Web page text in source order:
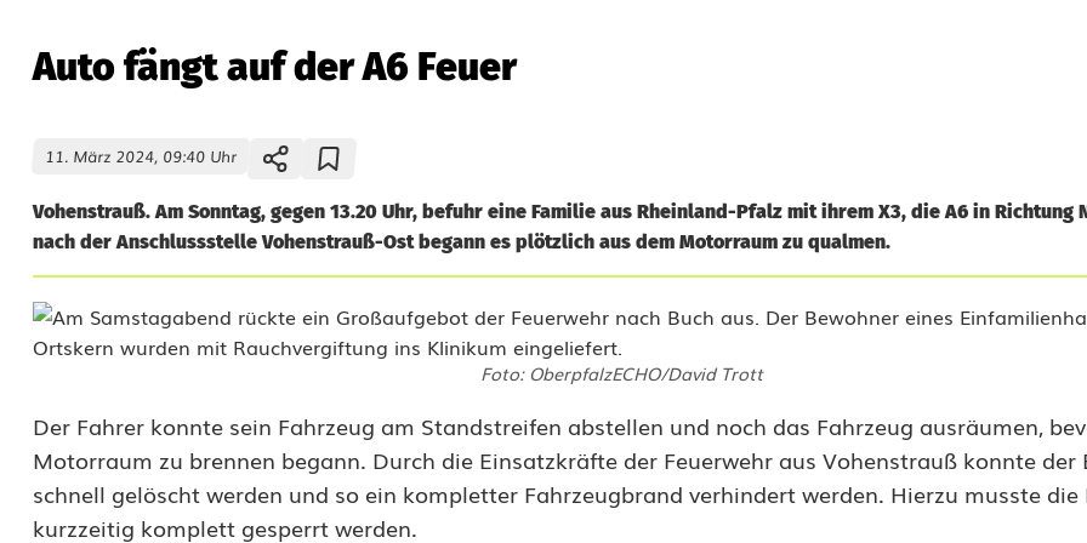
Auto fängt auf der A6 Feuer
11. März 2024, 09:40 Uhr
Vohenstrauß. Am Sonntag, gegen 13.20 Uhr, befuhr eine Familie aus Rheinland-Pfalz mit ihrem X3, die A6 in Richtung
nach der Anschlussstelle Vohenstrauß-Ost begann es plötzlich aus dem Motorraum zu qualmen.
A
u
t
o
f
Foto: OberpfalzECHO/David Trott
Der Fahrer konnte sein Fahrzeug am Standstreifen abstellen und noch das Fahrzeug ausräumen,
Motorraum zu brennen begann. Durch die Einsatzkräfte der Feuerwehr aus Vohenstrauß konnte der
schnell gelöscht werden und so ein kompletter Fahrzeugbrand verhindert werden. Hierzu musste die
kurzzeitig komplett gesperrt werden.